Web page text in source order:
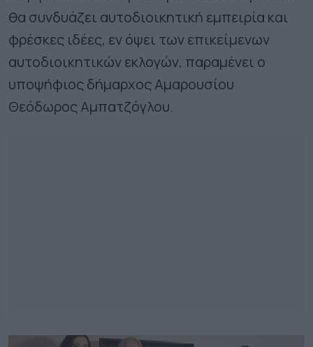
θα συνδυάζει αυτοδιοικητική εμπειρία και
φρέσκες ιδέες, εν όψει των επικείμενων
αυτοδιοικητικών εκλογών, παραμένει ο
υποψήφιος δήμαρχος Αμαρουσίου
Θεόδωρος Αμπατζόγλου.